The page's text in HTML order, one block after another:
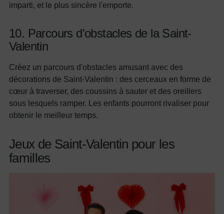
imparti, et le plus sincère l'emporte.
10. Parcours d'obstacles de la Saint-
Valentin
Créez un parcours d'obstacles amusant avec des
décorations de Saint-Valentin : des cerceaux en forme de
cœur à traverser, des coussins à sauter et des oreillers
sous lesquels ramper. Les enfants pourront rivaliser pour
obtenir le meilleur temps.
Jeux de Saint-Valentin pour les
familles